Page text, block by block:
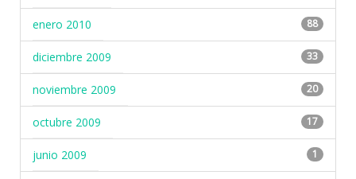
enero 2010 88
diciembre 2009 33
noviembre 2009 20
octubre 2009 17
junio 2009 1